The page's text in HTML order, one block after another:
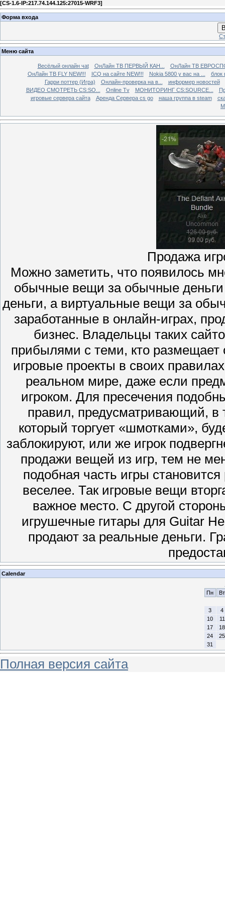
[CS-1.6-IP:217.74.144.125:27015-WRF3]
Форма входа
Меню сайта
Весёлый онлайн чаt ОнЛайн ТВ ПЕРВЫЙ КАН...
ОнЛайн ТВ
ОнЛайн ТВ FLY NEW!!!
ICQ на сайте NEW!!! Nokia 5800 у вас на ...
блок
Гарри поттер (Игра)
Онлайн-проверка на в...
информер новостей
ВИДЕО СМОТРЕТЬ CS:SO...
Online Tv МОНИТОРИНГ CS:SOURCE...
игровые сервера сайта
Аренда Сервера cs go наша группа в steam
Продажа
Можно заметить, что появилось
обычные вещи за обычные
деньги, а виртуальные вещи за
заработанные в онлайн-играх,
бизнес. Владельцы таких
прибылями с теми, кто размещает
игровые проекты в своих
реальном мире, даже если
игроком. Для пресечения
правил, предусматривающий, в
который торгует «шмотками»,
заблокируют, или же игрок
продажи вещей из игр, тем не
подобная часть игры
веселее. Так игровые вещи
важное место. С другой
игрушечные гитары для Guitar
продают за реальные деньги.
Calendar
Пн
Вт
3
4
10
11
17
18
24
25
31
Полная версия сайта